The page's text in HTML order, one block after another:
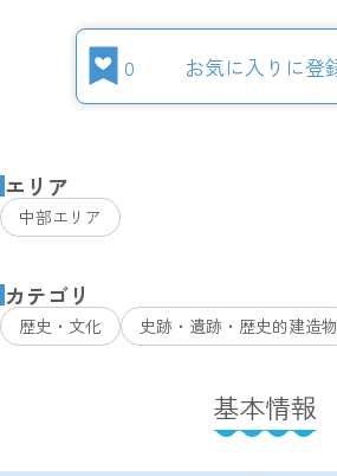
0 お気に入りに登
エリア
中部エリア
カテゴリ
歴史・文化 史跡・遺跡・歴史的建造物
基本情報